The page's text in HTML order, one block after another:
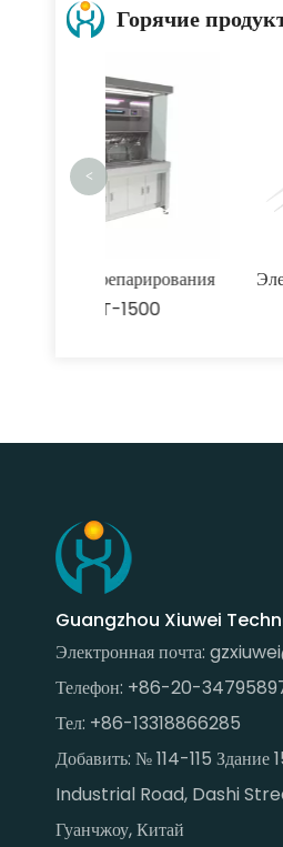
Горячие
Электрический
<
Guangzhou Xiuwei
Электронная почта:
Телефон: +86-20-
Тел: +86-13318866285
Добавить: № 114-115
Industrial Road, Dashi
Гуанчжоу, Китай